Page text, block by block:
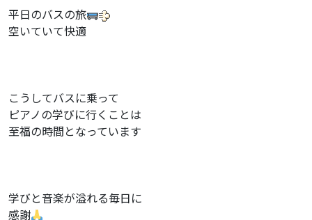
平日のバスの旅
空いていて快適
こうしてバスに乗って
ピアノの学びに行くことは
至福の時間となっています
学びと音楽が溢れる毎日に
感謝